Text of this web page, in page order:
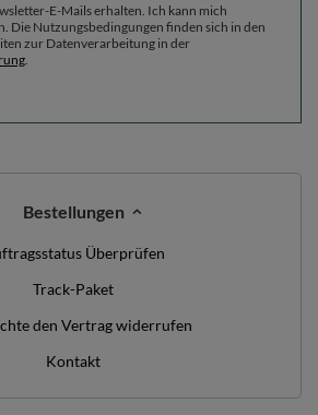
E-Mails erhalten. Ich kann mich
Die Nutzungsbedingungen finden sich in den
zur Datenverarbeitung in der
Bestellungen
Überprüfen
Track-Paket
den Vertrag widerrufen
Kontakt